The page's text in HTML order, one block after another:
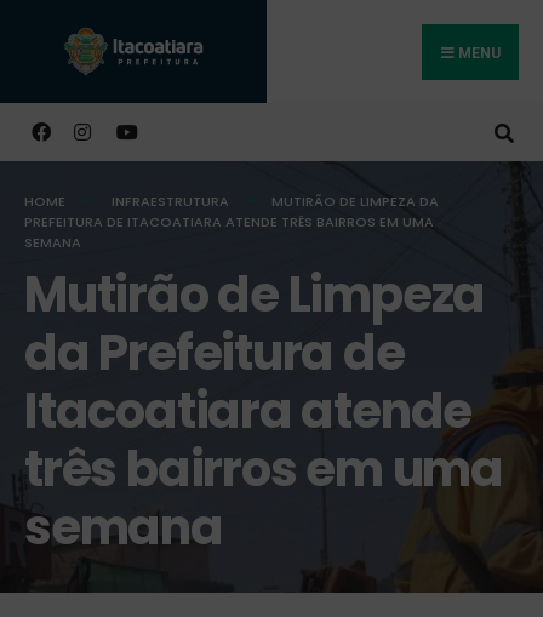
MENU
HOME INFRAESTRUTURA
MUTIRÃO DE LIMPEZA DA
PREFEITURA DE ITACOATIARA ATENDE TRÊS BAIRROS EM UMA
SEMANA
Mutirão de Limpeza
da Prefeitura de
Itacoatiara atende
três bairros em uma
semana
Buscar